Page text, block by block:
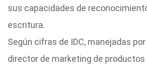
sus capacidades de
escritura.
Según cifras de IDC, manejadas
director de marketing de productos